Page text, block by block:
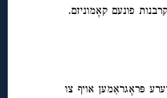
פונעם קאָמוניזם.
פּראָגראַמען אויף צו